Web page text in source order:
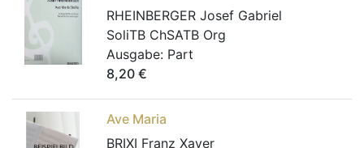
RHEINBERGER Josef Gabriel
SoliTB ChSATB Org
Ausgabe: Part
8,20 €
Ave Maria
BRIXI Franz Xaver